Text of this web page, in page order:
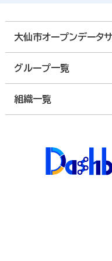
大仙市オープンデータ
グループ一覧
組織一覧
調査
年齢（5歳階級）別配
クセス可能です